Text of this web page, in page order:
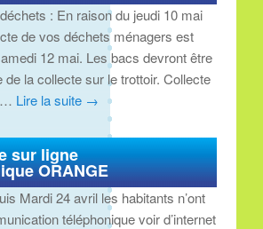
: En raison du jeudi 10 mai
de vos déchets ménagers est
12 mai. Les bacs devront être
de la collecte sur le trottoir. Collecte
Lire la suite →
sur ligne
ORANGE
Mardi 24 avril les habitants n’ont
téléphonique voir d’internet